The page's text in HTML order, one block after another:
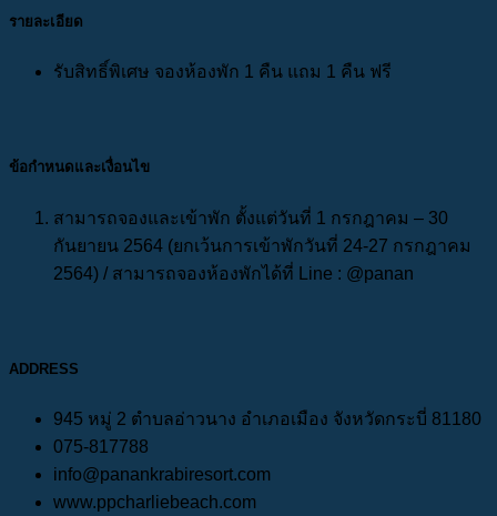
รายละเอียด
รับสิทธิ์พิเศษ จองห้องพัก 1 คืน แถม 1 คืน ฟรี
ข้อกำหนดและเงื่อนไข
สามารถจองและเข้าพัก ตั้งแต่วันที่ 1 กรกฎาคม – 30
กันยายน 2564 (ยกเว้นการเข้าพักวันที่ 24-27 กรกฎาคม
2564) / สามารถจองห้องพักได้ที่ Line : @panan
ADDRESS
945 หมู่ 2 ตำบลอ่าวนาง อำเภอเมือง จังหวัดกระบี่ 81180
075-817788
info@panankrabiresort.com
www.ppcharliebeach.com